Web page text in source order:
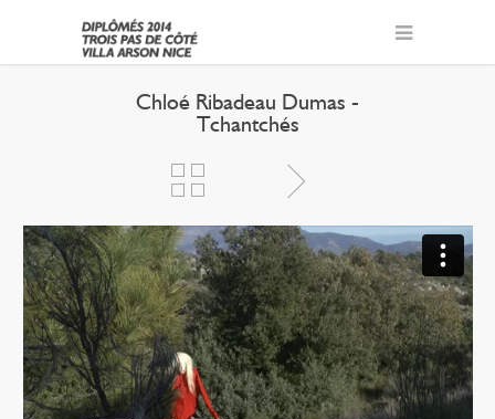
Chloé Ribadeau Dumas -
Tchantchés